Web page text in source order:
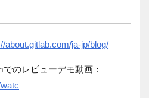
about.gitlab.com/ja-jp/blog/
のレビューデモ動画：